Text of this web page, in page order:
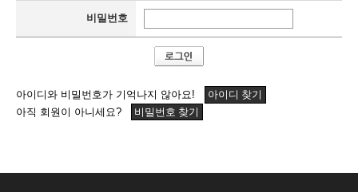
비밀번호
아이디와 비밀번호가 기억나지 않아요!
아이디 찾기
아직 회원이 아니세요?
비밀번호 찾기